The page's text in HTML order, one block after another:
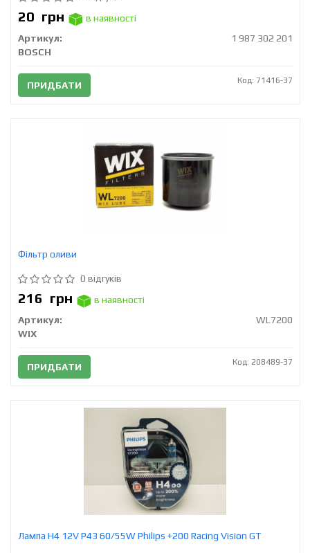
20 грн
в наявності
Артикул:
1 987 302 201
BOSCH
ПРИДБАТИ Код: 71416-37
Фільтр оливи
0 відгуків
216 грн
в наявності
Артикул:
WL7200
WIX
ПРИДБАТИ Код: 208489-37
Лампа H4 12V Р43 60/55W Philips +200 Racing Vision GT